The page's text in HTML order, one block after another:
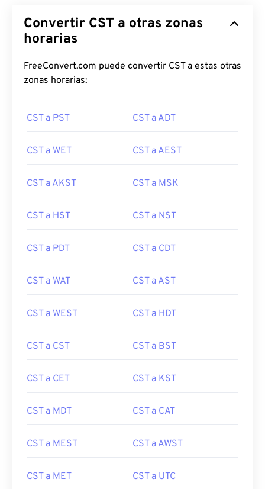
Convertir CST a otras zonas
horarias
FreeConvert.com puede convertir CST a estas otras
zonas horarias:
CST a PST CST a ADT
CST a WET CST a AEST
CST a AKST CST a MSK
CST a HST CST a NST
CST a PDT CST a CDT
CST a WAT CST a AST
CST a WEST CST a HDT
CST a CST CST a BST
CST a CET CST a KST
CST a MDT CST a CAT
CST a MEST CST a AWST
CST a MET CST a UTC